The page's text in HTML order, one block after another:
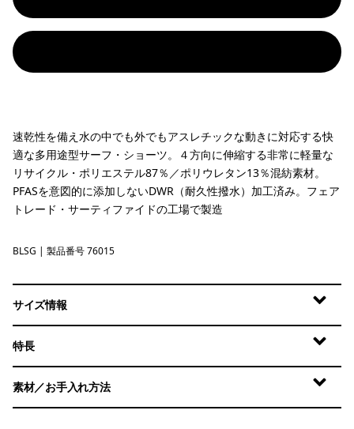
速乾性を備え水の中でも外でもアスレチックな動きに対応する快
適な多用途型サーフ・ショーツ。４方向に伸縮する非常に軽量な
リサイクル・ポリエステル87％／ポリウレタン13％混紡素材。
PFASを意図的に添加しないDWR（耐久性撥水）加工済み。フェア
トレード・サーティファイドの工場で製造
Blue Sage
BLSG | 製品番号 76015
サイズ情報
特長
素材／お手入れ方法